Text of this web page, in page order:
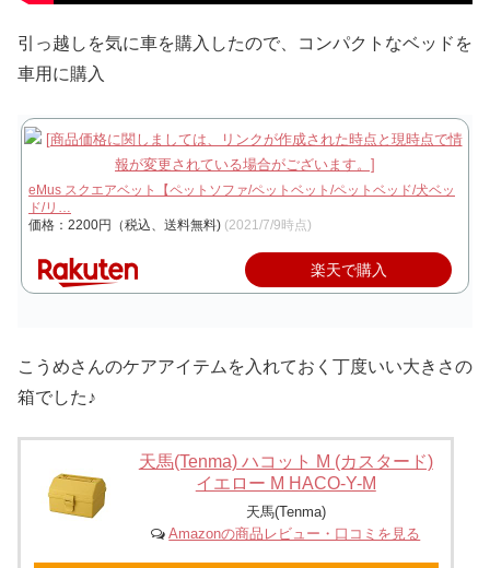
引っ越しを気に車を購入したので、コンパクトなベッドを
車用に購入
eMus スクエアベット【ペットソファ/ペットベット/ペットベッド/犬ベッ
ド/リ…
価格：2200円（税込、送料無料) (2021/7/9時点)
楽天で購入
こうめさんのケアアイテムを入れておく丁度いい大きさの
箱でした♪
天馬(Tenma) ハコット M (カスタード)
イエロー M HACO-Y-M
天馬(Tenma)
Amazonの商品レビュー・口コミを見る